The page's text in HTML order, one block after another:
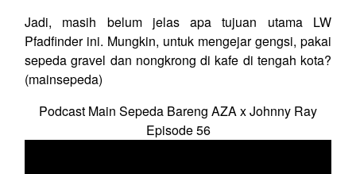
Jadi, masih belum jelas apa tujuan utama LW
Pfadfinder ini. Mungkin, untuk mengejar gengsi, pakai
sepeda gravel dan nongkrong di kafe di tengah kota?
(mainsepeda)
Podcast Main Sepeda Bareng AZA x Johnny Ray
Episode 56